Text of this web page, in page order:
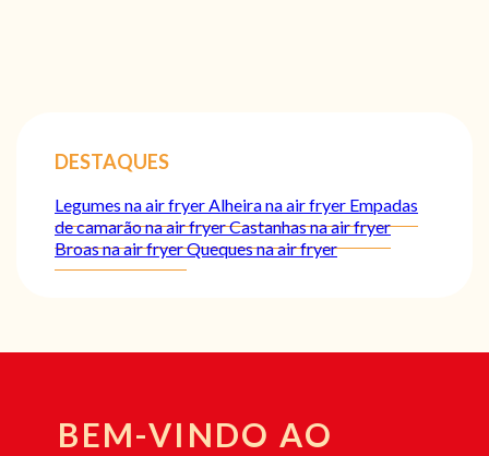
DESTAQUES
Legumes na air fryer Alheira na air fryer Empadas
de camarão na air fryerCastanhas na air fryer
Broas na air fryerQueques na air fryer
BEM-VINDO AO